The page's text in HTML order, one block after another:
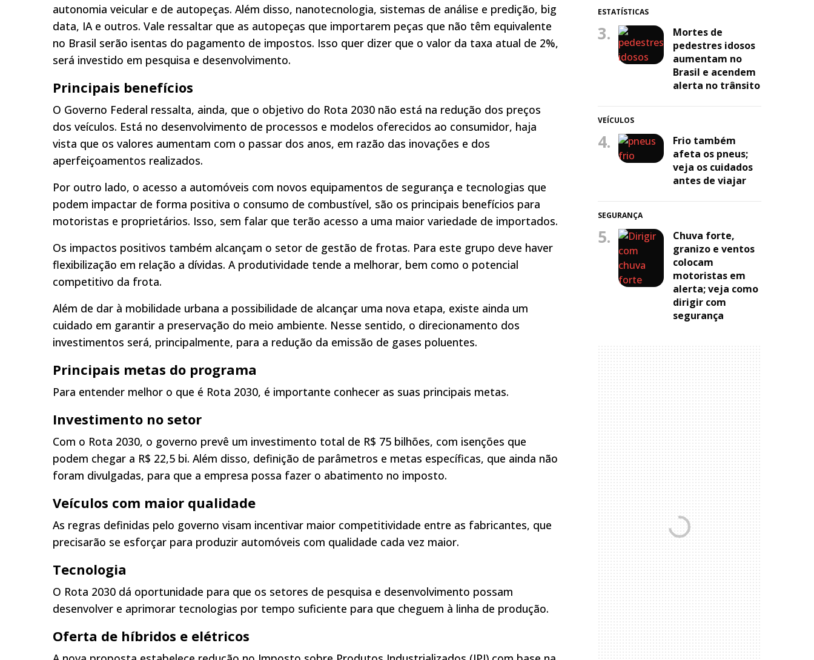
autonomia veicular e de autopeças. Além disso, nanotecnologia, sistemas de análise e predição, big
data, IA e outros. Vale ressaltar que as autopeças que importarem peças que não têm equivalente
no Brasil serão isentas do pagamento de impostos. Isso quer dizer que o valor da taxa atual de 2%,
será investido em pesquisa e desenvolvimento.
Principais benefícios
O Governo Federal ressalta, ainda, que o objetivo do Rota 2030 não está na redução dos preços
dos veículos. Está no desenvolvimento de processos e modelos oferecidos ao consumidor, haja
vista que os valores aumentam com o passar dos anos, em razão das inovações e dos
aperfeiçoamentos realizados.
Por outro lado, o acesso a automóveis com novos equipamentos de segurança e tecnologias que
podem impactar de forma positiva o consumo de combustível, são os principais benefícios para
motoristas e proprietários. Isso, sem falar que terão acesso a uma maior variedade de importados.
Os impactos positivos também alcançam o setor de gestão de frotas. Para este grupo deve haver
flexibilização em relação a dívidas. A produtividade tende a melhorar, bem como o potencial
competitivo da frota.
Além de dar à mobilidade urbana a possibilidade de alcançar uma nova etapa, existe ainda um
cuidado em garantir a preservação do meio ambiente. Nesse sentido, o direcionamento dos
investimentos será, principalmente, para a redução da emissão de gases poluentes.
Principais metas do programa
Para entender melhor o que é Rota 2030, é importante conhecer as suas principais metas.
Investimento no setor
Com o Rota 2030, o governo prevê um investimento total de R$ 75 bilhões, com isenções que
podem chegar a R$ 22,5 bi. Além disso, definição de parâmetros e metas específicas, que ainda não
foram divulgadas, para que a empresa possa fazer o abatimento no imposto.
Veículos com maior qualidade
As regras definidas pelo governo visam incentivar maior competitividade entre as fabricantes, que
precisarão se esforçar para produzir automóveis com qualidade cada vez maior.
Tecnologia
O Rota 2030 dá oportunidade para que os setores de pesquisa e desenvolvimento possam
desenvolver e aprimorar tecnologias por tempo suficiente para que cheguem à linha de produção.
Oferta de híbridos e elétricos
ESTATÍSTICAS
3.
Mortes de
pedestres idosos
aumentam no
Brasil e acendem
alerta no trânsito
VEÍCULOS
4.
Frio também
afeta os pneus;
veja os cuidados
antes de viajar
SEGURANÇA
5.
Chuva forte,
granizo e ventos
colocam
motoristas em
alerta; veja como
dirigir com
segurança